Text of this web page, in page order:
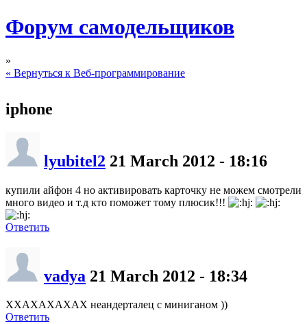
Форум самодельщиков
»
« Вернуться к Веб-программирование
iphone
lyubitel2 21 March 2012 - 18:16
купили айфон 4 но активировать карточку не можем смотрели
много видео и т.д кто поможет тому плюсик!!!
Ответить
vadya 21 March 2012 - 18:34
ХХАХАХАХАХ неандерталец с миниганом ))
Ответить